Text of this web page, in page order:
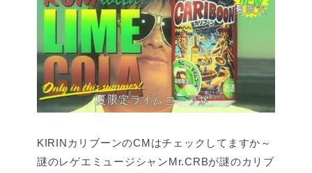
KIRINカリブーンのCMはチェックしてますか～
謎のレゲエミュージシャンMr.CRBが謎のカリブ